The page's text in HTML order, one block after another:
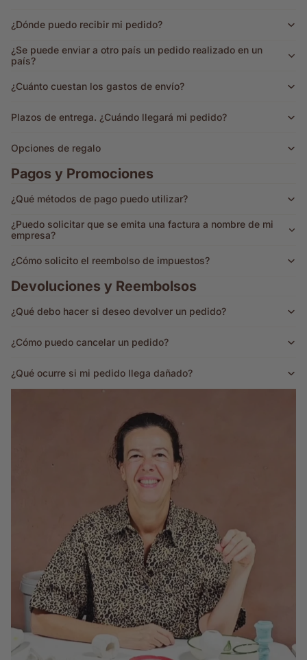
¿Dónde puedo recibir mi pedido?
¿Se puede enviar a otro país un pedido realizado en un
país?
¿Cuánto cuestan los gastos de envío?
Plazos de entrega. ¿Cuándo llegará mi pedido?
Opciones de regalo
Pagos y Promociones
¿Qué métodos de pago puedo utilizar?
¿Puedo solicitar que se emita una factura a nombre de mi
empresa?
¿Cómo solicito el reembolso de impuestos?
Devoluciones y Reembolsos
¿Qué debo hacer si deseo devolver un pedido?
¿Cómo puedo cancelar un pedido?
¿Qué ocurre si mi pedido llega dañado?